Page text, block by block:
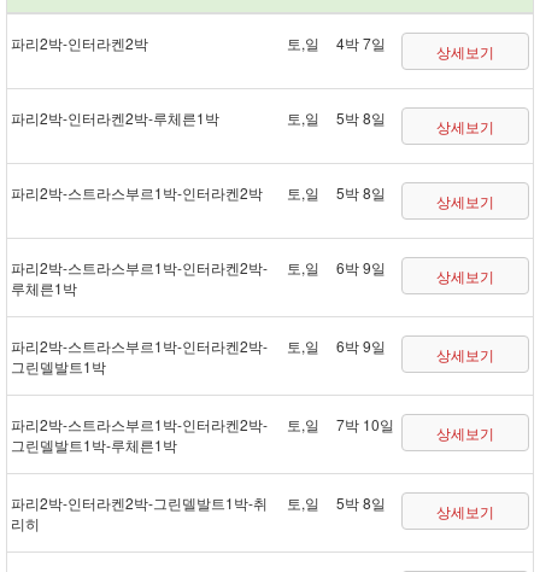
파리 2박 - 인터라켄 2박 토,일 4박 7일 상세보기
파리 2박 - 인터라켄 2박 - 루체른 1박 토,일 5박 8일 상세보기
파리 2박 - 스트라스부르 1박 - 인터라켄 2박 토,일 5박 8일 상세보기
파리 2박 - 스트라스부르 1박 - 인터라켄 2박 -
루체른 1박
토,일 6박 9일 상세보기
파리 2박 - 스트라스부르 1박 - 인터라켄 2박 -
그린델발트 1박
토,일 6박 9일 상세보기
파리 2박 - 스트라스부르 1박 - 인터라켄 2박 -
그린델발트 1박 - 루체른 1박
토,일 7박 10일 상세보기
파리 2박 - 인터라켄 2박 - 그린델발트 1박 - 취
리히
토,일 5박 8일 상세보기